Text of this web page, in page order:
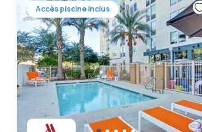
Accès piscine inclus